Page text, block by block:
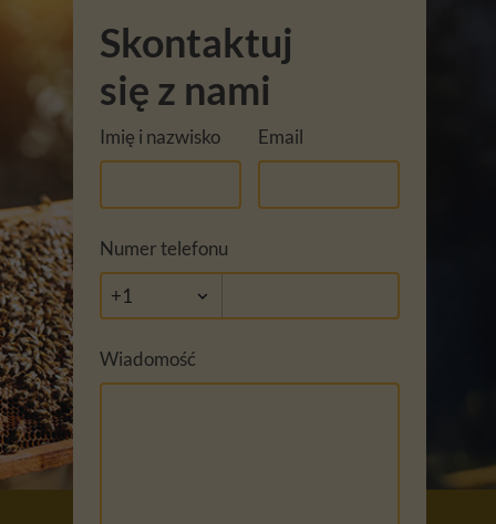
Skontaktuj
się z nami
Imię i nazwisko Email
Numer telefonu
Wiadomość